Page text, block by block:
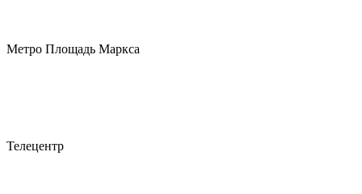
Метро Площадь Маркса
Телецентр